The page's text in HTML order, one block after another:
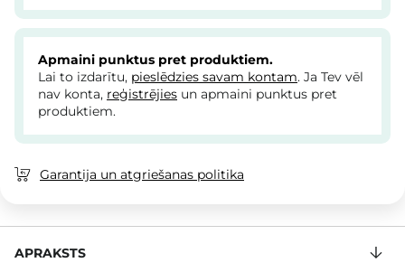
Apmaini punktus pret produktiem.
Lai to izdarītu, pieslēdzies savam kontam. Ja Tev vēl
nav konta, reģistrējies un apmaini punktus pret
produktiem.
Garantija un atgriešanas politika
APRAKSTS